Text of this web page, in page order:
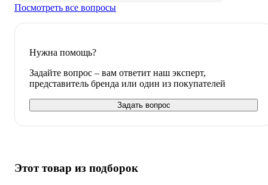
Посмотреть все вопросы
Нужна помощь?
Задайте вопрос – вам ответит наш эксперт,
представитель бренда или один из покупателей
Задать вопрос
Этот товар из подборок